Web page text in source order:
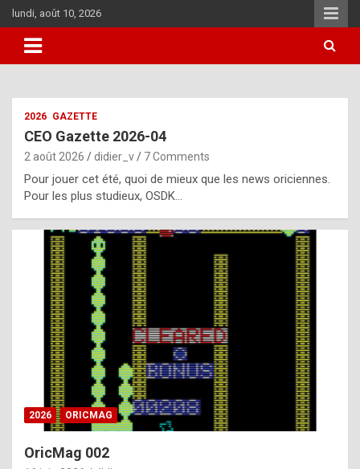
Skip
to
content
lundi, août 10, 2026
i
u
l
y
d
i
ff
i
2026 GAZETTE
CEO Gazette 2026-04
2 août 2026 didier_v 7 Comments
Pour jouer cet été, quoi de mieux que les news oriciennes.
Pour les plus studieux, OSDK…
2026 ORICMAG
OricMag 002